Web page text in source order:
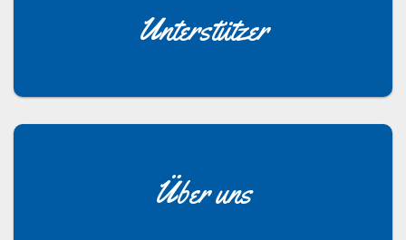
Unterstützer
Über uns